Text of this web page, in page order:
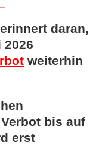
daran,
weiterhin
bis auf
erst